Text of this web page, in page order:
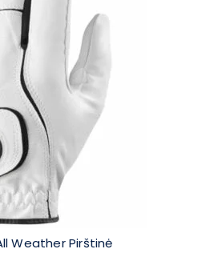
Weather Pirštinė